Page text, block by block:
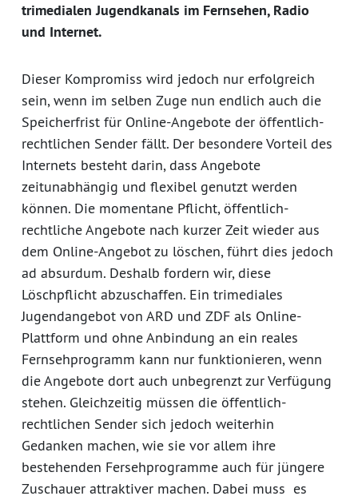
trimedialen Jugendkanals im Fernsehen, Radio
und Internet.
Dieser Kompromiss wird jedoch nur erfolgreich
sein, wenn im selben Zuge nun endlich auch die
Speicherfrist für Online-Angebote der öffentlich-
rechtlichen Sender fällt. Der besondere Vorteil des
Internets besteht darin, dass Angebote
zeitunabhängig und flexibel genutzt werden
können. Die momentane Pflicht, öffentlich-
rechtliche Angebote nach kurzer Zeit wieder aus
dem Online-Angebot zu löschen, führt dies jedoch
ad absurdum. Deshalb fordern wir, diese
Löschpflicht abzuschaffen. Ein trimediales
Jugendangebot von ARD und ZDF als Online-
Plattform und ohne Anbindung an ein reales
Fernsehprogramm kann nur funktionieren, wenn
die Angebote dort auch unbegrenzt zur Verfügung
stehen. Gleichzeitig müssen die öffentlich-
rechtlichen Sender sich jedoch weiterhin
Gedanken machen, wie sie vor allem ihre
bestehenden Fersehprogramme auch für jüngere
Zuschauer attraktiver machen. Dabei muss es